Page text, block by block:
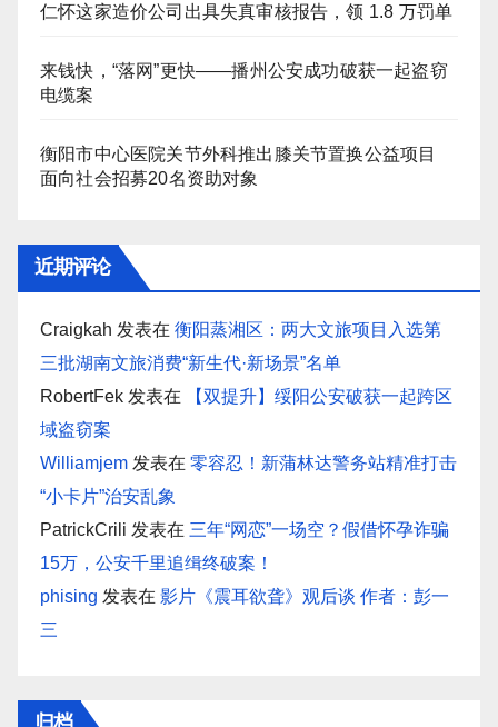
仁怀这家造价公司出具失真审核报告，领 1.8 万罚单
来钱快，“落网”更快——播州公安成功破获一起盗窃
电缆案
衡阳市中心医院关节外科推出膝关节置换公益项目
面向社会招募20名资助对象
近期评论
Craigkah 发表在 衡阳蒸湘区：两大文旅项目入选第
三批湖南文旅消费“新生代·新场景”名单
RobertFek 发表在
【双提升】绥阳公安破获一起跨区
域盗窃案
Williamjem 发表在 零容忍！新蒲林达警务站精准打击
“小卡片”治安乱象
PatrickCrili 发表在 三年“网恋”一场空？假借怀孕诈骗
15万，公安千里追缉终破案！
phising 发表在 影片《震耳欲聋》观后谈 作者：彭一
三
归档